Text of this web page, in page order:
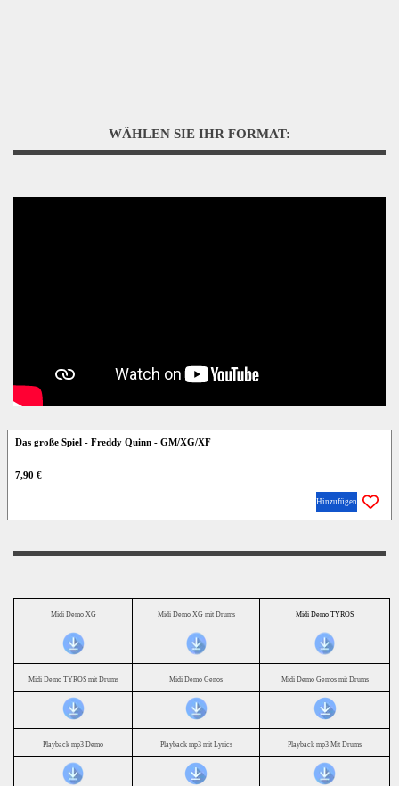
WÄHLEN SIE IHR FORMAT:
Das große Spiel - Freddy Quinn - GM/XG/XF
7,90 €
Hinzufügen
Midi Demo XG Midi Demo XG mit Drums Midi Demo TYROS
Midi Demo TYROS mit Drums Midi Demo Genos Midi Demo Gemos mit Drums
Playback mp3 Demo Playback mp3 mit Lyrics Playback mp3 Mit Drums